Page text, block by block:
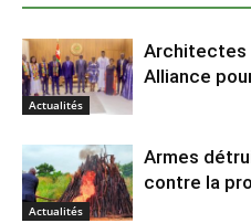
Actualités
Architectes
Alliance
Actualités
Armes
contre la